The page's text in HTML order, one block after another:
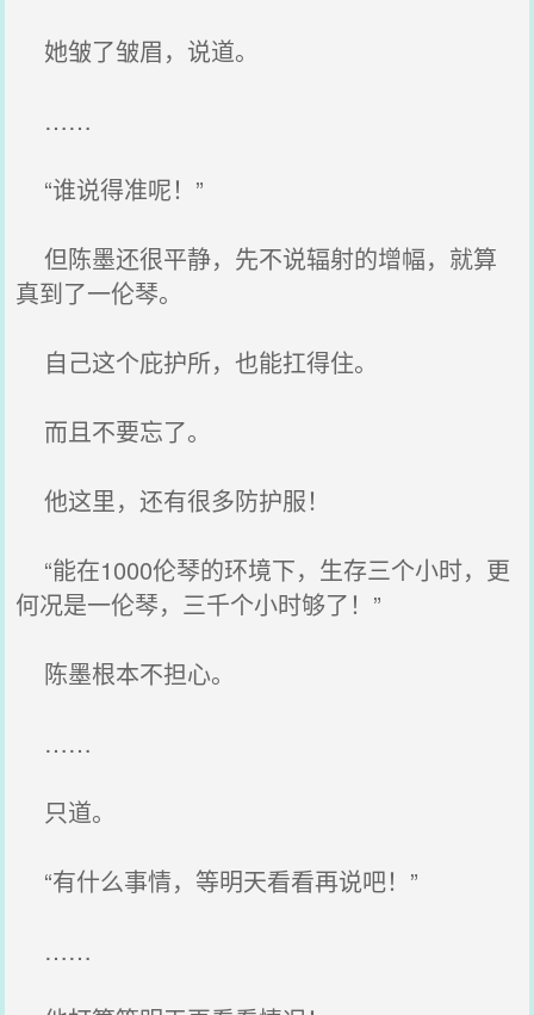
她皱了皱眉，说道。
……
“谁说得准呢！”
但陈墨还很平静，先不说辐射的增幅，就算
真到了一伦琴。
自己这个庇护所，也能扛得住。
而且不要忘了。
他这里，还有很多防护服！
“能在1000伦琴的环境下，生存三个小时，更
何况是一伦琴，三千个小时够了！”
陈墨根本不担心。
……
只道。
“有什么事情，等明天看看再说吧！”
……